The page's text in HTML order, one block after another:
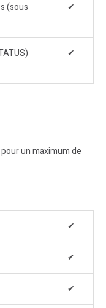
(sous
✔
✔
un maximum de
✔
✔
✔